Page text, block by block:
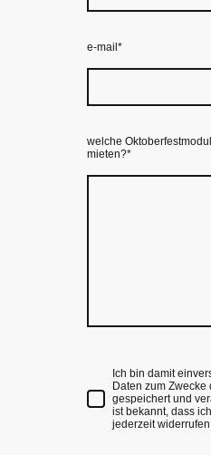
e-mail*
welche
mieten?*
Ich bin damit
Daten zum
gespeichert und
ist bekannt, dass
jederzeit